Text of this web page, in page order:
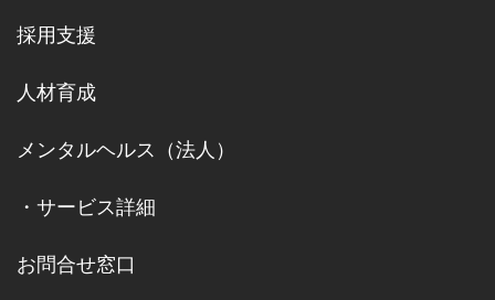
採用支援
人材育成
メンタルヘルス（法人）
・ サービス詳細
お問合せ窓口